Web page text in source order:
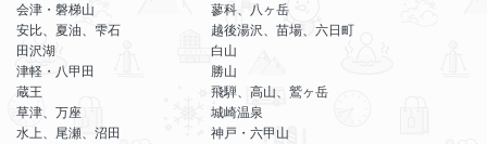
会津・磐梯山
安比、夏油、雫石
田沢湖
津軽・八甲田
蔵王
草津、万座
水上、尾瀬、沼田
蓼科、八ヶ岳
越後湯沢、苗場、六日町
白山
勝山
飛騨、高山、鷲ヶ岳
城崎温泉
神戸・六甲山